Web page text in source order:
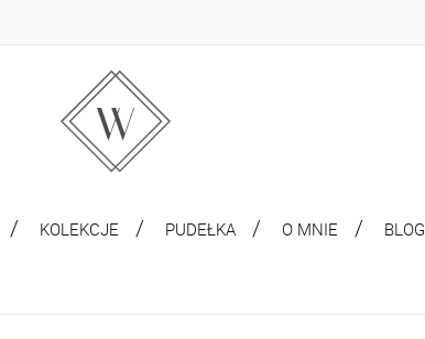
KOLEKCJE PUDEŁKA O MNIE BLOG